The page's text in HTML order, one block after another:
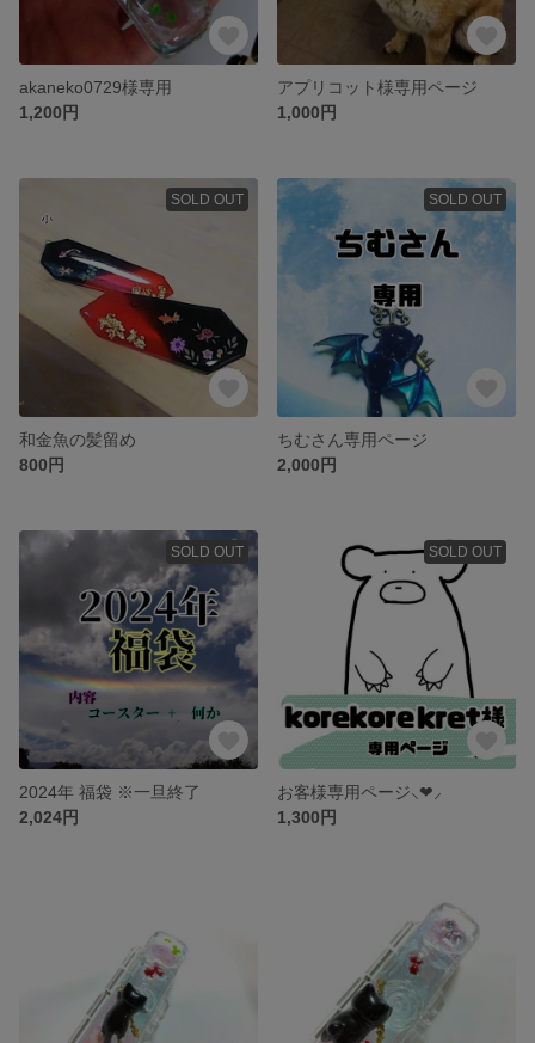
akaneko0729様専用
1,200円
アプリコット様専用ページ
1,000円
SOLD OUT
和金魚の髪留め
800円
SOLD OUT
ちむさん専用ページ
2,000円
SOLD OUT
2024年 福袋 ※一旦終了
2,024円
SOLD OUT
お客様専用ページ⸜❤︎⸝‍
1,300円